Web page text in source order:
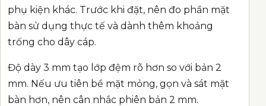
phụ kiện khác. Trước khi đặt, nên đo phần mặt
bàn sử dụng thực tế và dành thêm khoảng
trống cho dây cáp.
Độ dày 3 mm tạo lớp đệm rõ hơn so với bản 2
mm. Nếu ưu tiên bề mặt mỏng, gọn và sát mặt
bàn hơn, nên cân nhắc phiên bản 2 mm.